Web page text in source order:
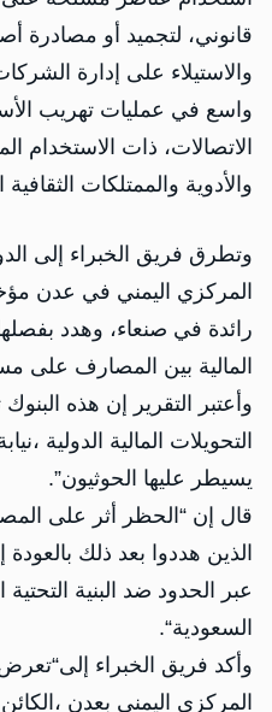
قانوني، لتجميد أو مصادرة
والاستيلاء على إدارة
واسع في عمليات تهريب
الاتصالات، ذات الاستخدام
والأدوية والممتلكات الثقافية
وتطرق فريق الخبراء إلى
المركزي اليمني في عدن
رائدة في صنعاء، وهدد
المالية بين المصارف على
وأعتبر التقرير إن هذه
التحويلات المالية الدولية
يسيطر عليها الحوثيون”.
قال إن “الحظر أثر على
الذين هددوا بعد ذلك
عبر الحدود ضد البنية
السعودية“.
وأكد فريق الخبراء
المركزي اليمني بعدن